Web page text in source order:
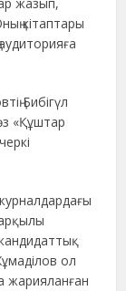
жазып,
кітаптары
Бибігүл
«Құштар
ол
жарияланған